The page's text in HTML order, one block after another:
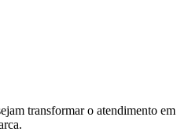
transformar o atendimento